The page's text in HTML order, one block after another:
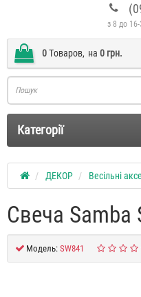
з 8 до
0Tоваров, на 0 грн.
Категорії
ДЕКОР Весільні
Свеча Samba
Модель: SW841